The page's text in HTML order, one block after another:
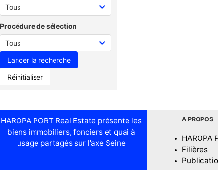
Procédure de sélection
Réinitialiser
HAROPA PORT Real Estate présente les
biens immobiliers, fonciers et quai à
usage partagés sur l'axe Seine
A PROPOS
HAROPA
Filières